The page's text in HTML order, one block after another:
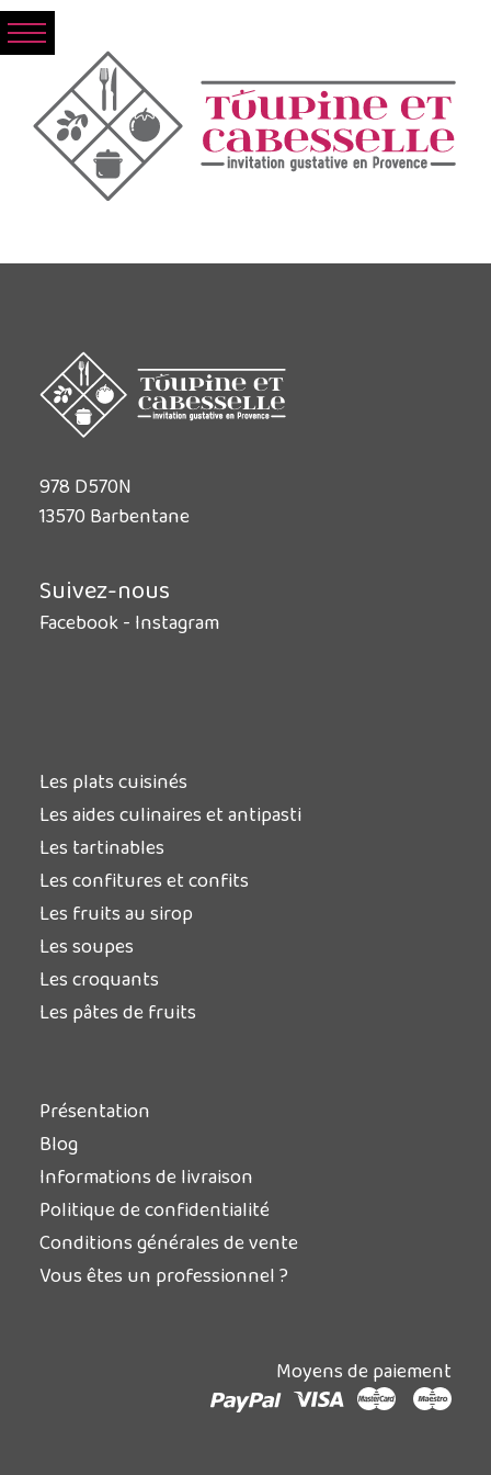
978 D570N
13570 Barbentane
Suivez-nous
Facebook- Instagram
Les plats cuisinés
Les aides culinaires et antipasti
Les tartinables
Les confitures et confits
Les fruits au sirop
Les soupes
Les croquants
Les pâtes de fruits
Présentation
Blog
Informations de livraison
Politique de confidentialité
Conditions générales de vente
Vous êtes un professionnel ?
Moyens de paiement